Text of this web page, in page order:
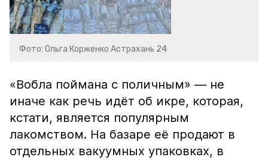
Фото: Ольга Корженко Астрахань 24
«Вобла поймана с поличным» — не
иначе как речь идёт об икре, которая,
кстати, является популярным
лакомством. На базаре её продают в
отдельных вакуумных упаковках, в